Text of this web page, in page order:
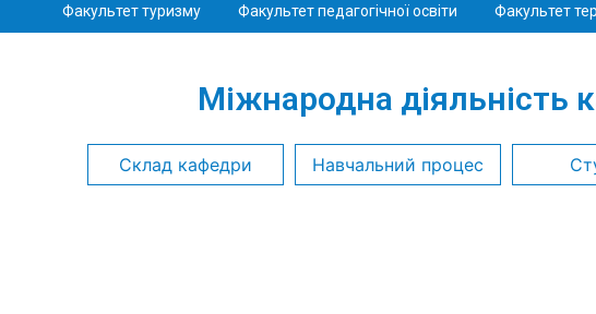
Факультет туризму Факультет педагогічної освіти Факультет
Міжнародна діяльність
Склад кафедри Навчальний процес